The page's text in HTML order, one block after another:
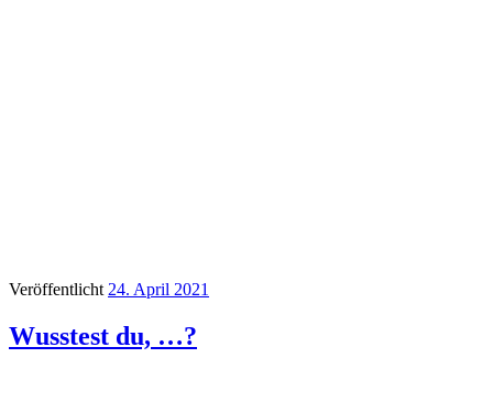
Veröffentlicht24. April 2021
Wusstest du, …?